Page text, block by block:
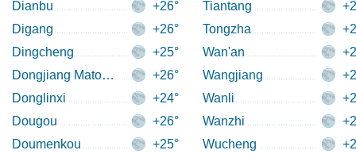
Dianbu
+26°
Digang
+26°
Dingcheng
+25°
Dongjiang Matoukou
+26°
Donglinxi
+24°
Dougou
+26°
Doumenkou
+25°
Tiantang
Tongzha
Wan'an
Wangjiang
Wanli
Wanzhi
Wucheng